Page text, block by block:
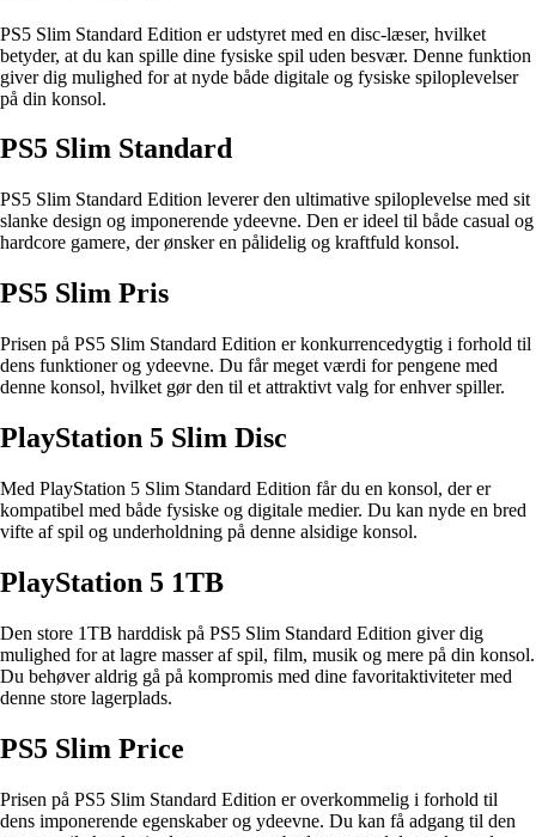
PS5 Slim Standard Edition er udstyret med en disc-læser, hvilket
betyder, at du kan spille dine fysiske spil uden besvær. Denne funktion
giver dig mulighed for at nyde både digitale og fysiske spiloplevelser
på din konsol.
PS5 Slim Standard
PS5 Slim Standard Edition leverer den ultimative spiloplevelse med sit
slanke design og imponerende ydeevne. Den er ideel til både casual og
hardcore gamere, der ønsker en pålidelig og kraftfuld konsol.
PS5 Slim Pris
Prisen på PS5 Slim Standard Edition er konkurrencedygtig i forhold til
dens funktioner og ydeevne. Du får meget værdi for pengene med
denne konsol, hvilket gør den til et attraktivt valg for enhver spiller.
PlayStation 5 Slim Disc
Med PlayStation 5 Slim Standard Edition får du en konsol, der er
kompatibel med både fysiske og digitale medier. Du kan nyde en bred
vifte af spil og underholdning på denne alsidige konsol.
PlayStation 5 1TB
Den store 1TB harddisk på PS5 Slim Standard Edition giver dig
mulighed for at lagre masser af spil, film, musik og mere på din konsol.
Du behøver aldrig gå på kompromis med dine favoritaktiviteter med
denne store lagerplads.
PS5 Slim Price
Prisen på PS5 Slim Standard Edition er overkommelig i forhold til
dens imponerende egenskaber og ydeevne. Du kan få adgang til den